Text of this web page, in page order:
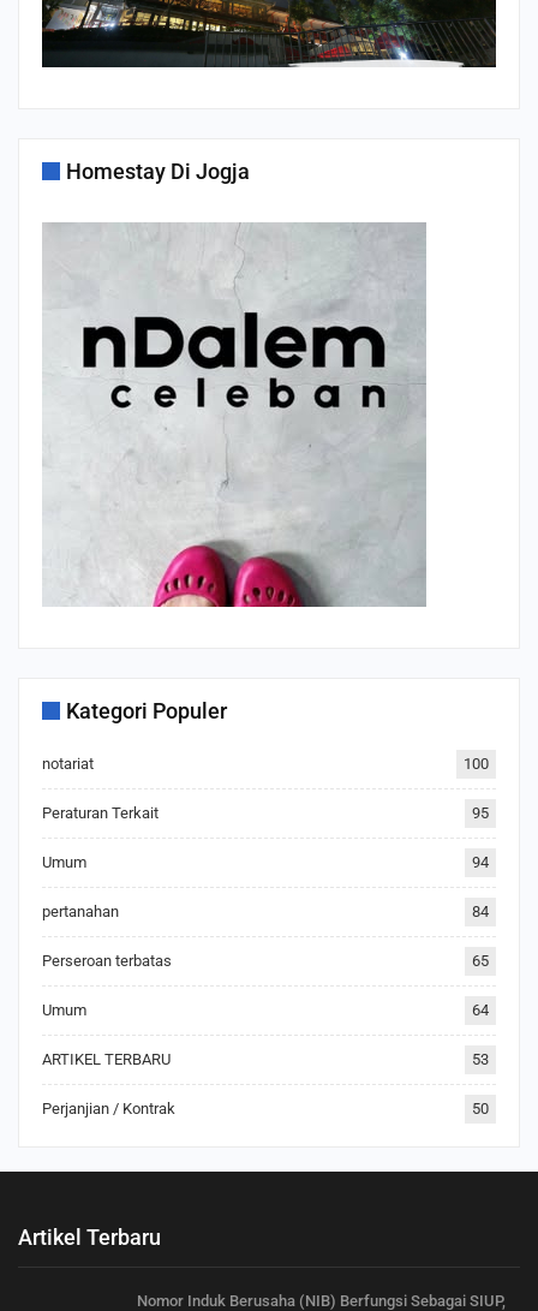
Homestay Di Jogja
Kategori Populer
notariat 100
Peraturan Terkait 95
Umum 94
pertanahan 84
Perseroan terbatas 65
Umum 64
ARTIKEL TERBARU 53
Perjanjian / Kontrak 50
Artikel Terbaru
Nomor Induk Berusaha (NIB) Berfungsi Sebagai SIUP,